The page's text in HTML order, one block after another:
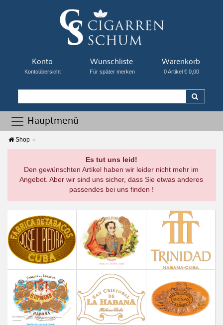
Konto
Kontoübersicht
Wunschliste
Für später merken
Warenkorb
0 Artikel € 0,00
Hauptmenü
Shop
Es tut uns leid!
Den gewünschten Artikel haben wir leider nicht mehr im
Angebot. Aber wir sind uns sicher, dass Sie etwas anderes
passendes bei uns finden !